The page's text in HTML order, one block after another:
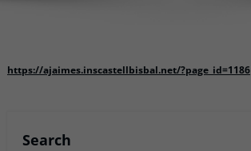
https://ajaimes.inscastellbisbal.net/?page_id=1186
Search